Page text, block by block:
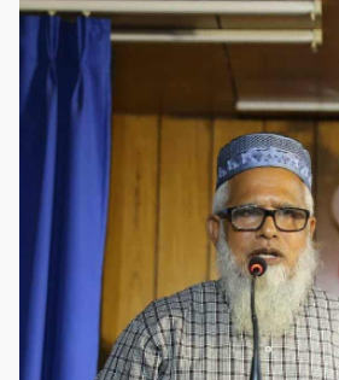
নবীনবরণ - ২০২৫